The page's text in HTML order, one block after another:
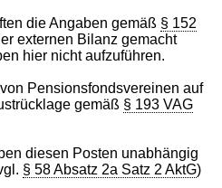
die Angaben gemäß § 152
externen Bilanz gemacht
hier nicht aufzuführen.
Pensionsfondsvereinen auf
gemäß § 193 VAG
diesen Posten unabhängig
§ 58 Absatz 2a Satz 2 AktG)